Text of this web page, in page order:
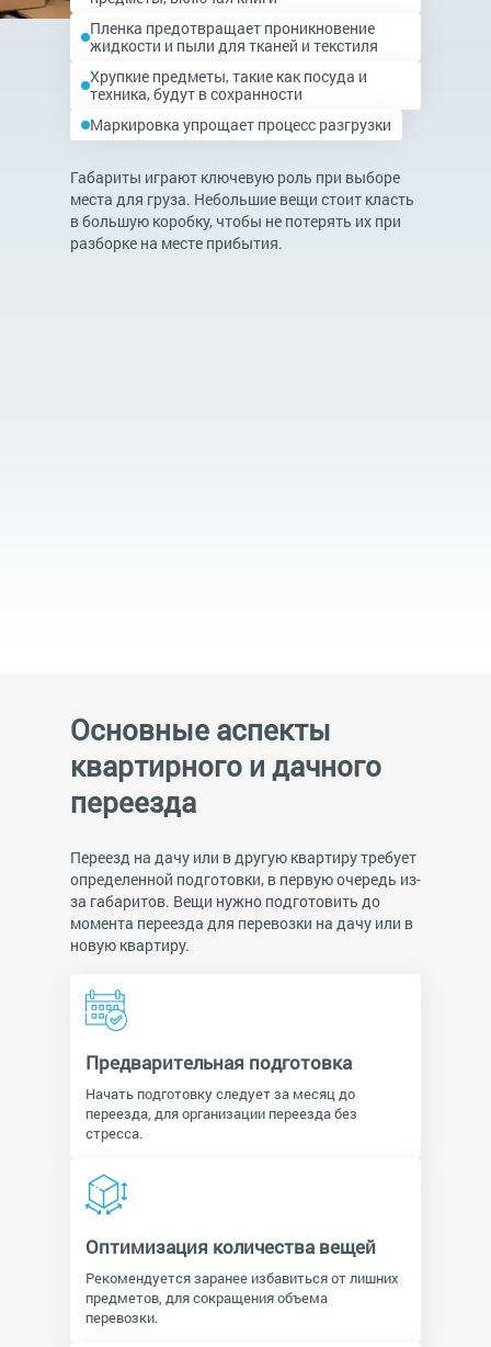
Пленка предотвращает проникновение
жидкости и пыли для тканей и текстиля
Хрупкие предметы, такие как посуда и
техника, будут в сохранности
Маркировка упрощает процесс разгрузки
Габариты играют ключевую роль при выборе
места для груза. Небольшие вещи стоит класть
в большую коробку, чтобы не потерять их при
разборке на месте прибытия.
Основные аспекты
квартирного и дачного
переезда
Переезд на дачу или в другую квартиру требует
определенной подготовки, в первую очередь из-
за габаритов. Вещи нужно подготовить до
момента переезда для перевозки на дачу или в
новую квартиру.
Предварительная подготовка
Начать подготовку следует за месяц до
переезда, для организации переезда без
стресса.
Оптимизация количества вещей
Рекомендуется заранее избавиться от лишних
предметов, для сокращения объема
перевозки.